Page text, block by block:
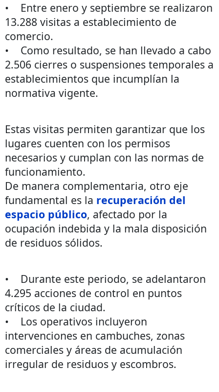
• Entre enero y septiembre se realizaron
13.288 visitas a establecimiento de
comercio.
• Como resultado, se han llevado a cabo
2.506 cierres o suspensiones temporales a
establecimientos que incumplían la
normativa vigente.
Estas visitas permiten garantizar que los
lugares cuenten con los permisos
necesarios y cumplan con las normas de
funcionamiento.
De manera complementaria, otro eje
fundamental es la recuperación del
espacio público, afectado por la
ocupación indebida y la mala disposición
de residuos sólidos.
• Durante este periodo, se adelantaron
4.295 acciones de control en puntos
críticos de la ciudad.
• Los operativos incluyeron
intervenciones en cambuches, zonas
comerciales y áreas de acumulación
irregular de residuos y escombros.